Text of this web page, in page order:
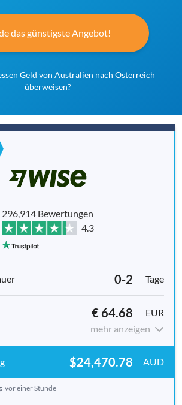
das günstigste Angebot!
Geld von Australien nach Österreich
überweisen?
296,914 Bewertungen
4.3
0-2 Tage
€ 64.68
EUR
mehr anzeigen
$24,470.78 AUD
vor einer Stunde